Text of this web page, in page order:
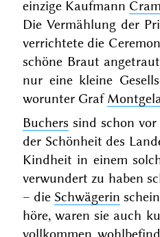
einzige Kaufmann
Die Vermählung der
verrichtete die
schöne Braut
nur eine kleine
worunter Graf
Buchers sind schon
der Schönheit des
Kindheit in einem
verwundert zu haben
– die Schwägerin
höre, waren sie auch
vollkommen